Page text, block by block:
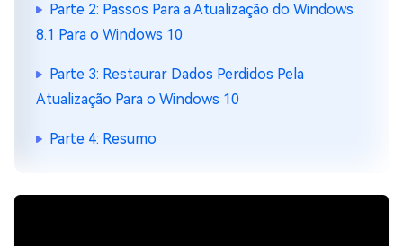
Parte 2: Passos Para a Atualização do Windows
8.1 Para o Windows 10
Parte 3: Restaurar Dados Perdidos Pela
Atualização Para o Windows 10
Parte 4: Resumo